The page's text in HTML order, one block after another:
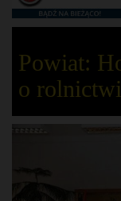
Powiat:
o